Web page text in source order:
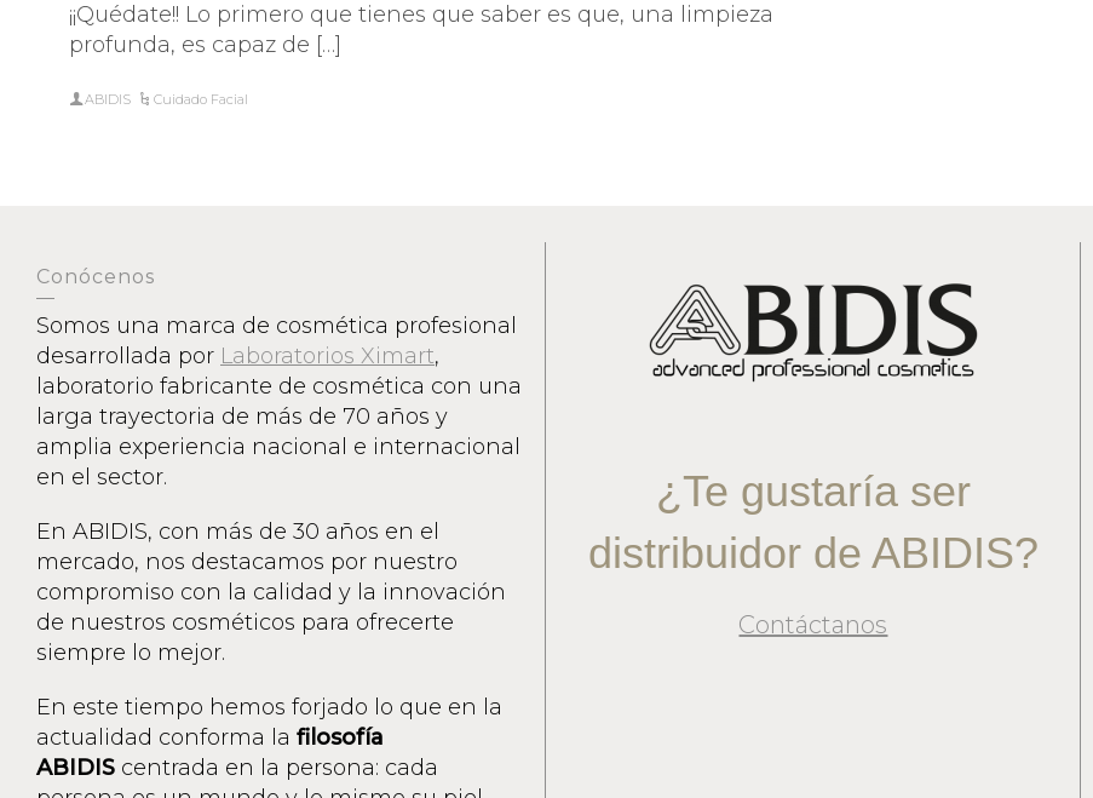
¡¡Quédate!! Lo primero que tienes que saber es que, una limpieza
profunda, es capaz de […]
ABIDIS Cuidado Facial
Conócenos
Somos una marca de cosmética profesional
desarrollada por Laboratorios Ximart,
laboratorio fabricante de cosmética con una
larga trayectoria de más de 70 años y
amplia experiencia nacional e internacional
en el sector.
En ABIDIS, con más de 30 años en el
mercado, nos destacamos por nuestro
compromiso con la calidad y la innovación
de nuestros cosméticos para ofrecerte
siempre lo mejor.
En este tiempo hemos forjado lo que en la
actualidad conforma la filosofía
ABIDIS centrada en la persona: cada
¿Te gustaría ser
distribuidor de ABIDIS?
Contáctanos